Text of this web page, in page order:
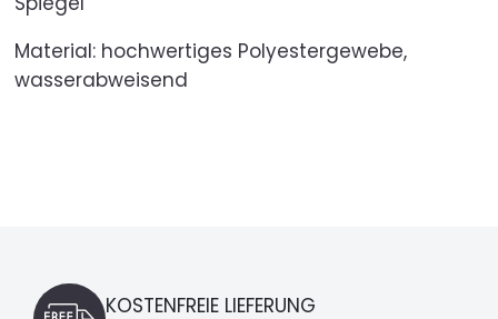
Material: hochwertiges Polyestergewebe,
wasserabweisend
KOSTENFREIE LIEFERUNG